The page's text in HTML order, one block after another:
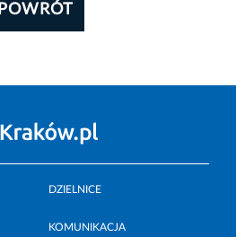
POWRÓT
DZIELNICE
KOMUNIKACJA